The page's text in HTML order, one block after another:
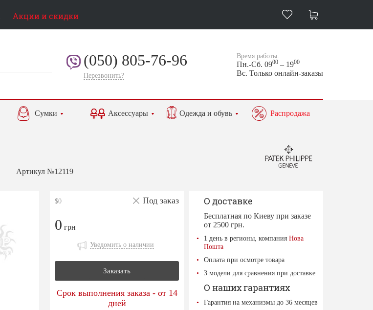
Акции и скидки
(050) 805-76-96
Перезвонить?
Время работы:
Пн.-Сб. 0900 – 1900
Вс. Только онлайн-заказы
Сумки Аксессуары Одежда и обувь Распродажа
Артикул №12119
$0 Под заказ
0 грн
Уведомить о наличии
Заказать
Срок выполнения заказа - от 14
дней
О доставке
Бесплатная по Киеву при заказе
от 2500 грн.
1 день в регионы, компанияНова
Пошта
Оплата при осмотре товара
3 модели для сравнения при доставке
О наших гарантиях
Гарантия на механизмы до 36 месяцев